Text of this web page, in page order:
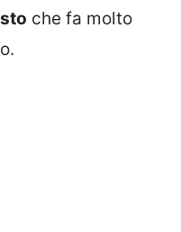
che fa molto